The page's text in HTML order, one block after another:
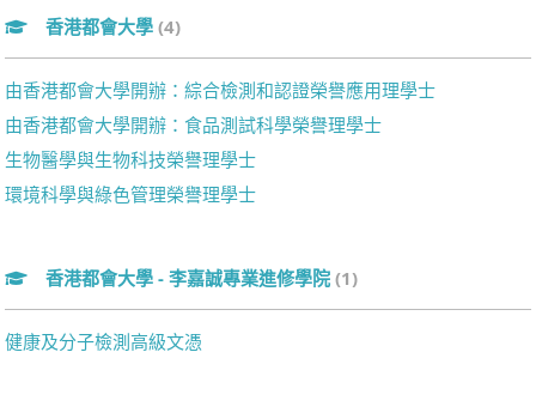
香港都會大學 (4)
由香港都會大學開辦：綜合檢測和認證榮譽應用理學士
由香港都會大學開辦：食品測試科學榮譽理學士
生物醫學與生物科技榮譽理學士
環境科學與綠色管理榮譽理學士
香港都會大學 - 李嘉誠專業進修學院 (1)
健康及分子檢測高級文憑